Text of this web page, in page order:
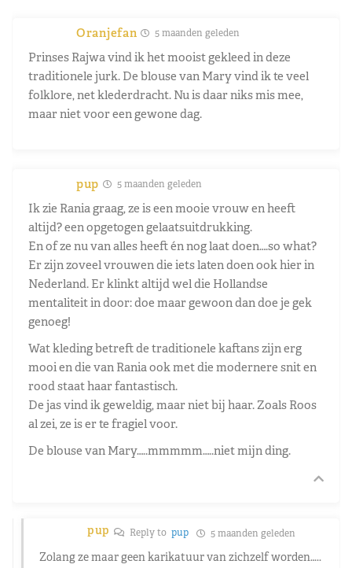
Oranjefan 5 maanden geleden
Prinses Rajwa vind ik het mooist gekleed in deze
traditionele jurk. De blouse van Mary vind ik te veel
folklore, net klederdracht. Nu is daar niks mis mee,
maar niet voor een gewone dag.
pup 5 maanden geleden
Ik zie Rania graag, ze is een mooie vrouw en heeft
altijd? een opgetogen gelaatsuitdrukking.
En of ze nu van alles heeft én nog laat doen….so what?
Er zijn zoveel vrouwen die iets laten doen ook hier in
Nederland. Er klinkt altijd wel die Hollandse
mentaliteit in door: doe maar gewoon dan doe je gek
genoeg!
Wat kleding betreft de traditionele kaftans zijn erg
mooi en die van Rania ook met die modernere snit en
rood staat haar fantastisch.
De jas vind ik geweldig, maar niet bij haar. Zoals Roos
al zei, ze is er te fragiel voor.
De blouse van Mary…..mmmmm…..niet mijn ding.
pup Reply topup 5 maanden geleden
Zolang ze maar geen karikatuur van zichzelf worden…..